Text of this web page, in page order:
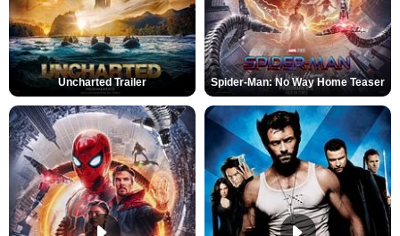
Uncharted Trailer Spider-Man: No Way Home Teaser